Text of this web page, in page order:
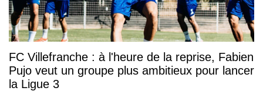
FC Villefranche : à l'heure de la reprise, Fabien
Pujo veut un groupe plus ambitieux pour lancer
la Ligue 3